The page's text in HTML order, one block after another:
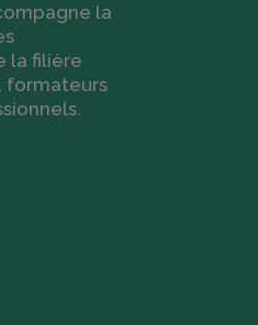
la
la filière
formateurs